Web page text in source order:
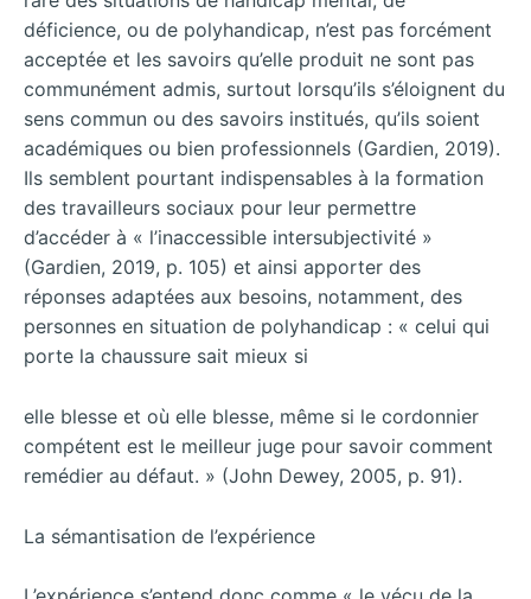
déficience, ou de polyhandicap, n’est pas forcément
acceptée et les savoirs qu’elle produit ne sont pas
communément admis, surtout lorsqu’ils s’éloignent du
sens commun ou des savoirs institués, qu’ils soient
académiques ou bien professionnels (Gardien, 2019).
Ils semblent pourtant indispensables à la formation
des travailleurs sociaux pour leur permettre
d’accéder à « l’inaccessible intersubjectivité »
(Gardien, 2019, p. 105) et ainsi apporter des
réponses adaptées aux besoins, notamment, des
personnes en situation de polyhandicap : « celui qui
porte la chaussure sait mieux si
elle blesse et où elle blesse, même si le cordonnier
compétent est le meilleur juge pour savoir comment
remédier au défaut. » (John Dewey, 2005, p. 91).
La sémantisation de l’expérience